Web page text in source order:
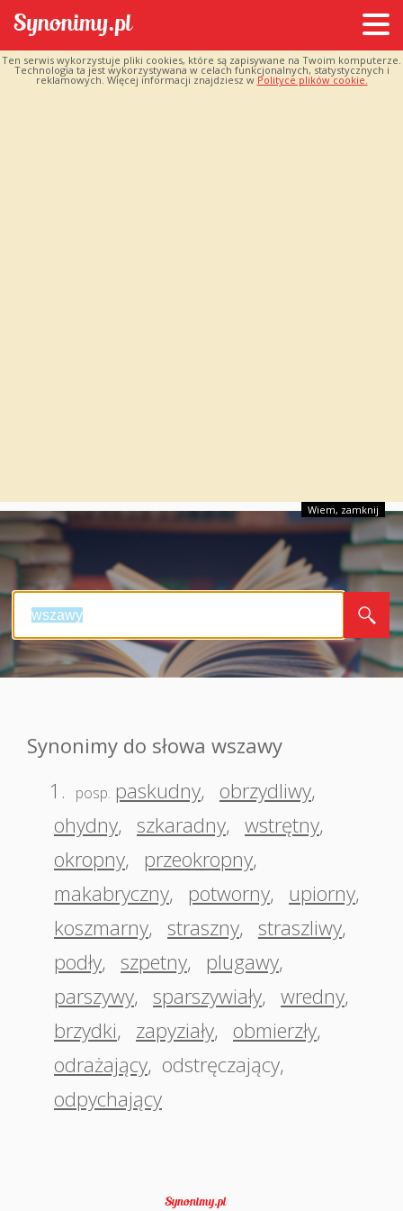
Ten serwis wykorzystuje pliki cookies, które są zapisywane na Twoim komputerze.
Technologia ta jest wykorzystywana w celach funkcjonalnych, statystycznych i
reklamowych. Więcej informacji znajdziesz w Polityce plików cookie.
Wiem, zamknij
Synonimy do słowa wszawy
1.
posp. paskudny, obrzydliwy,
ohydny, szkaradny, wstrętny,
okropny, przeokropny,
makabryczny, potworny, upiorny,
koszmarny, straszny, straszliwy,
podły, szpetny, plugawy,
parszywy, sparszywiały, wredny,
brzydki, zapyziały, obmierzły,
odrażający, odstręczający,
odpychający